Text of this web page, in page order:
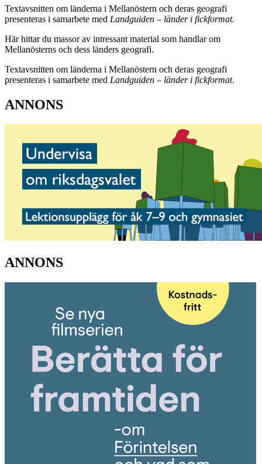
Textavsnitten om länderna i Mellanöstern och deras geografi
presenteras i samarbete med Landguiden – länder i fickformat.
Här hittar du massor av intressant material som handlar om
Mellanösterns och dess länders geografi.
Textavsnitten om länderna i Mellanöstern och deras geografi
presenteras i samarbete med Landguiden – länder i fickformat.
ANNONS
ANNONS